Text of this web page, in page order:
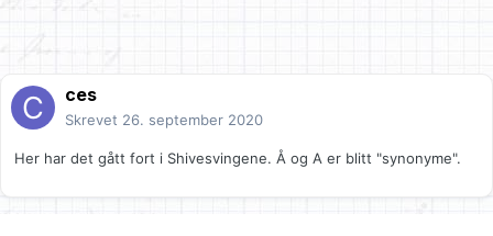
ces
Skrevet 26. september 2020
Her har det gått fort i Shivesvingene. Å og A er blitt "synonyme".